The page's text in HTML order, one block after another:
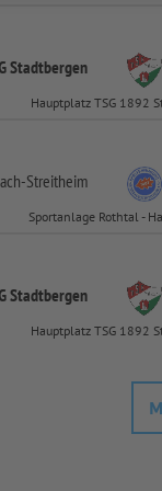
Stadtbergen
Hauptplatz TSG 1892
Streitheim
Sportanlage Rothtal -
Stadtbergen
Hauptplatz TSG 1892